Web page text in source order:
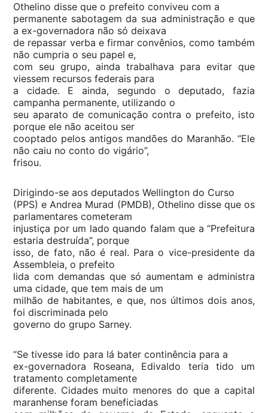
Othelino disse que o prefeito conviveu com a
permanente sabotagem da sua administração e que
a ex-governadora não só deixava
de repassar verba e firmar convênios, como também
não cumpria o seu papel e,
com seu grupo, ainda trabalhava para evitar que
viessem recursos federais para
a cidade. E ainda, segundo o deputado, fazia
campanha permanente, utilizando o
seu aparato de comunicação contra o prefeito, isto
porque ele não aceitou ser
cooptado pelos antigos mandões do Maranhão. “Ele
não caiu no conto do vigário”,
frisou.
Dirigindo-se aos deputados Wellington do Curso
(PPS) e Andrea Murad (PMDB), Othelino disse que os
parlamentares cometeram
injustiça por um lado quando falam que a “Prefeitura
estaria destruída”, porque
isso, de fato, não é real. Para o vice-presidente da
Assembleia, o prefeito
lida com demandas que só aumentam e administra
uma cidade, que tem mais de um
milhão de habitantes, e que, nos últimos dois anos,
foi discriminada pelo
governo do grupo Sarney.
“Se tivesse ido para lá bater continência para a
ex-governadora Roseana, Edivaldo teria tido um
tratamento completamente
diferente. Cidades muito menores do que a capital
maranhense foram beneficiadas